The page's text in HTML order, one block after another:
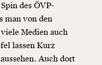
des ÖVP-
man von den
Medien auch
lassen Kurz
Auch dort